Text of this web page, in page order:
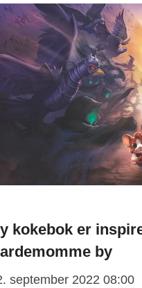
kokebok er
by
september 2022 08:00